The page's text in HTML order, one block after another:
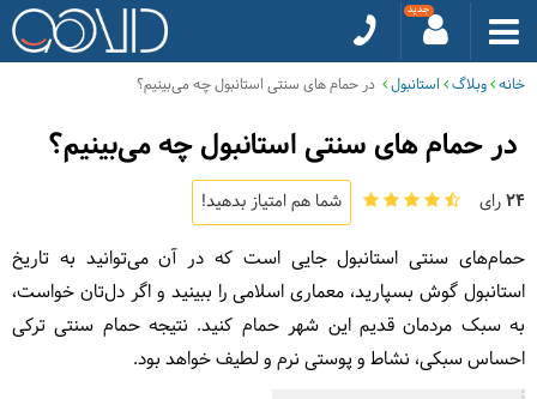
خانه وبلاگ استانبول در حمام های سنتی استانبول چه می‌بینیم؟
در حمام های سنتی استانبول چه می‌بینیم؟
24رای شما هم امتیاز بدهید!
حمام‌های سنتی استانبول جایی است که در آن می‌توانید به تاریخ
استانبول گوش بسپارید، معماری اسلامی را ببینید و اگر دل‌تان خواست،
به سبک مردمان قدیم این شهر حمام کنید. نتیجه حمام سنتی ترکی
احساس سبکی، نشاط و پوستی نرم و لطیف خواهد بود.